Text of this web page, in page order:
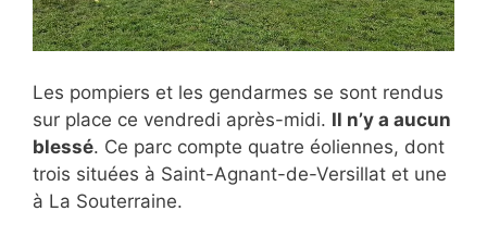
Les pompiers et les gendarmes se sont rendus
sur place ce vendredi après-midi. Il n’y a aucun
blessé. Ce parc compte quatre éoliennes, dont
trois situées à Saint-Agnant-de-Versillat et une
à La Souterraine.